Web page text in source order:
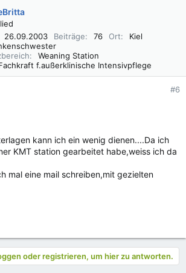
26.09.2003 Beiträge 76 Ort
Kiel
Weaning Station
f.außerklinische Intensivpflege
#6
kann ich ein wenig dienen....Da ich
KMT station gearbeitet habe,weiss ich da
mal eine mail schreiben,mit gezielten
oder registrieren, um hier zu antworten.